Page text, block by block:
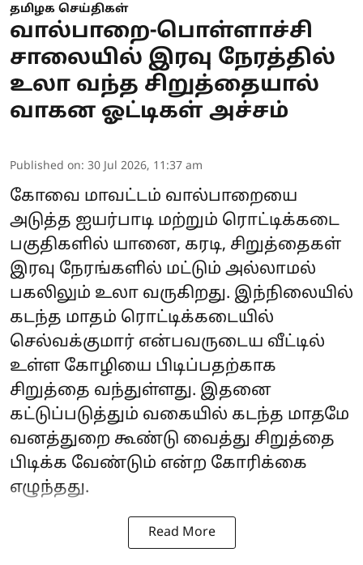
தமிழக செய்திகள்
வால்பாறை-பொள்ளாச்சி
சாலையில் இரவு நேரத்தில்
உலா வந்த சிறுத்தையால்
வாகன ஓட்டிகள் அச்சம்
Published on: 30 Jul 2026, 11:37 am
கோவை மாவட்டம் வால்பாறையை
அடுத்த ஐயர்பாடி மற்றும் ரொட்டிக்கடை
பகுதிகளில் யானை, கரடி, சிறுத்தைகள்
இரவு நேரங்களில் மட்டும் அல்லாமல்
பகலிலும் உலா வருகிறது. இந்நிலையில்
கடந்த மாதம் ரொட்டிக்கடையில்
செல்வக்குமார் என்பவருடைய வீட்டில்
உள்ள கோழியை பிடிப்பதற்காக
சிறுத்தை வந்துள்ளது. இதனை
கட்டுப்படுத்தும் வகையில் கடந்த மாதமே
வனத்துறை கூண்டு வைத்து சிறுத்தை
பிடிக்க வேண்டும் என்ற கோரிக்கை
எழுந்தது.
Read More